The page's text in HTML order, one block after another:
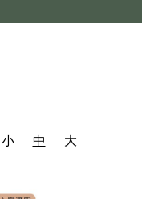
小 中 大